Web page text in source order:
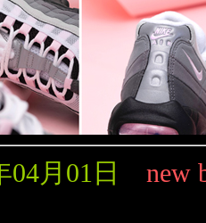
04月01日
new